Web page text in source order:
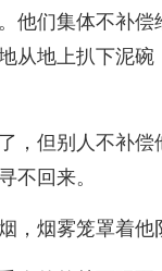
他们集体不补偿
从地上扒下泥碗
，但别人不补偿
不回来。
，烟雾笼罩着他